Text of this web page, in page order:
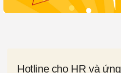
Hotline cho HR và ứng